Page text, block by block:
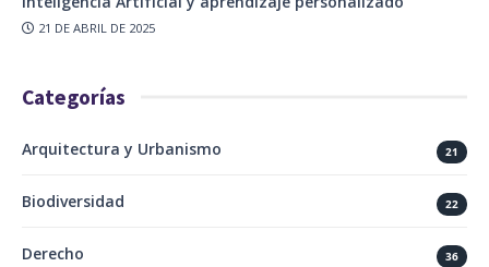
21 DE ABRIL DE 2025
Categorías
Arquitectura y Urbanismo 21
Biodiversidad 22
Derecho 36